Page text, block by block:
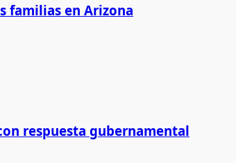
familias en Arizona
respuesta gubernamental